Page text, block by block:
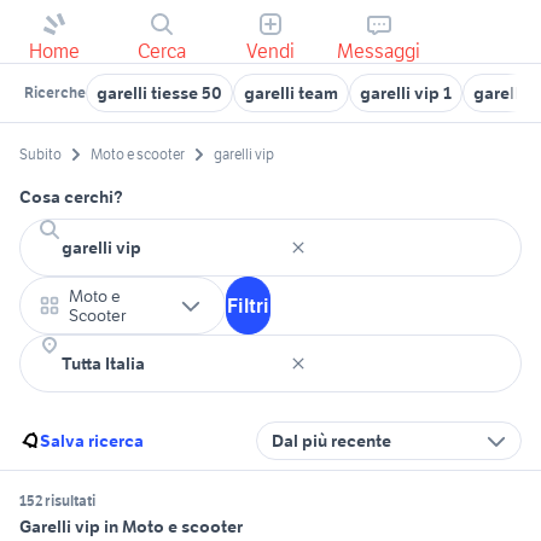
Home Cerca Vendi Messaggi
Ricerche garelli tiesse 50 garelli team garelli vip 1 garelli
Subito Moto e scooter garelli vip
Cosa cerchi?
Moto e
Scooter
Filtri
Salva ricerca Dal più recente
152 risultati
Garelli vip in Moto e scooter